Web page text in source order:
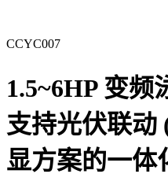
CCYC007
1.5~6HP 变频
支持光伏联动
显方案的一体